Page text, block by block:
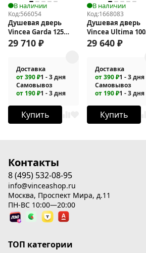
В наличии
Код:566054
Душевая дверь
Vincea Garda 125
VDS-1G125CLG
29 710 ₽
Доставка
от 390 ₽1 - 3 дня
Самовывоз
от 190 ₽1 - 3 дня
Купить
В наличии
Код:1668083
Душевая дверь
Vincea Ultima 100
VDS-7UL100CLGM
29 640 ₽
Доставка
от 390 ₽1 - 3 дня
Самовывоз
от 190 ₽1 - 3 дня
Купить
Контакты
8 (495) 532-08-95
info@vinceashop.ru
Москва, Проспект Мира, д.11
ПН-ВС 10:00—20:00
ТОП категории